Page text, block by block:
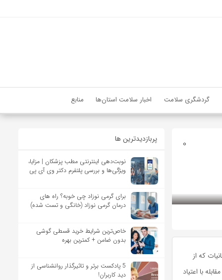
گردشگری سلامت اخبار سلامت استان‌ها منابع
0
که از
با اعتیاد
پربازدیدترین ها
نوبت‌دهی اینترنتی مطب پزشکان | مزایا،
ویژگی‌ها و بررسی پلتفرم دکتر وی آی پی
برای گرمی نوزاد چی خوبه؟ راه های
درمان گرمی نوزاد (خانگی و تست شده)
خاص‌ترین شرایط خرید قسطی گوشی
بدون ضامن + کمترین بهره
5 پادکست برتر و تاثیرگذار روانشناسی از
دید کاربران!